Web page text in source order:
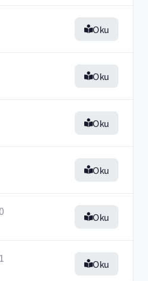
Oku
Oku
Oku
Oku
Oku
Oku